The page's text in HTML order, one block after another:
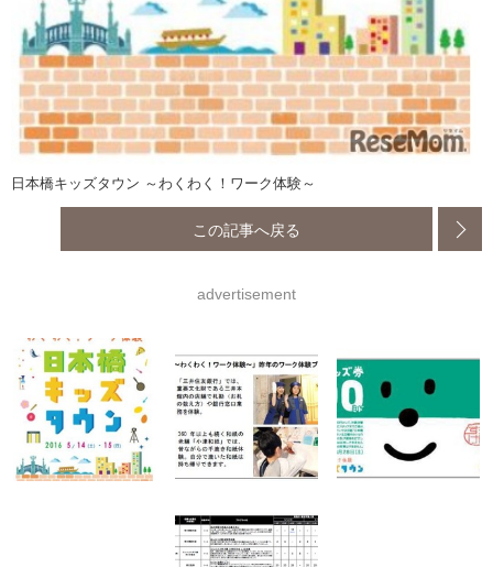
日本橋キッズタウン ～わくわく！ワーク体験～
この記事へ戻る
advertisement